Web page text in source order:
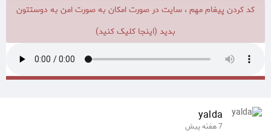
کد کردن پیغام مهم ، سایت در صورت امکان به صورت امن به دوستتون
بدید (اینجا کلیک کنید)
yalda
7 هفته پیش